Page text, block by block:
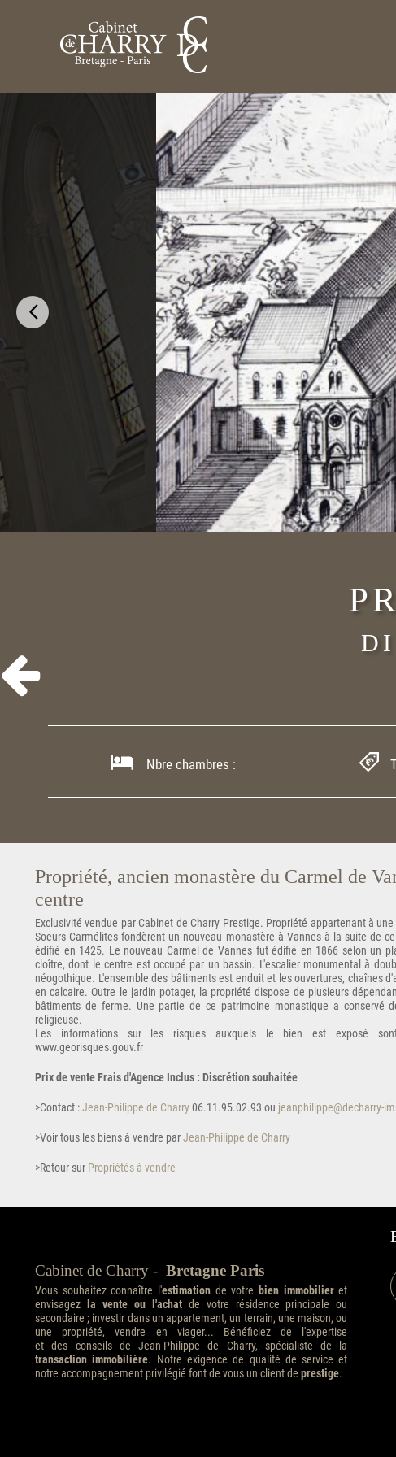
Nbre chambres :
Propriété, ancien monastère du Carmel de
centre
Exclusivité vendue par Cabinet de Charry Prestige. Propriété appartenant à
Soeurs Carmélites fondèrent un nouveau monastère à Vannes à la suite de
édifié en 1425. Le nouveau Carmel de Vannes fut édifié en 1866 selon un
cloître, dont le centre est occupé par un bassin. L'escalier monumental à
néogothique. L'ensemble des bâtiments est enduit et les ouvertures, chaînes
en calcaire. Outre le jardin potager, la propriété dispose de plusieurs
bâtiments de ferme. Une partie de ce patrimoine monastique a conservé
religieuse.
Les informations sur les risques auxquels le bien est exposé
www.georisques.gouv.fr
Prix de vente Frais d'Agence Inclus : Discrétion souhaitée
>Contact :Jean-Philippe de Charry06.11.95.02.93 ou jeanphilippe@decharry-
>Voir tous les biens à vendre parJean-Philippe de Charry
>Retour sur Propriétés à vendre
Cabinet de Charry - Bretagne Paris
Vous souhaitez connaître l'estimation de votre bien immobilieret
envisagez la vente ou l'achat de votre résidence principale ou
secondaire ; investir dans un appartement, un terrain, une maison, ou
une propriété, vendre en viager... Bénéficiez de l'expertise
et des conseils de Jean-Philippe de Charry, spécialiste de la
transaction immobilière. Notre exigence de qualité de service et
notre accompagnement privilégié font de vous un client deprestige.